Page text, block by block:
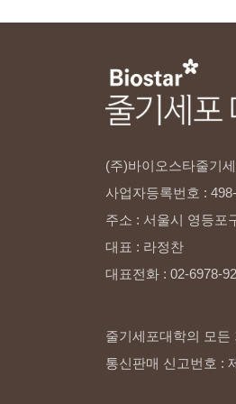
(주)바이오스타줄기
사업자등록번호 :
주소 : 서울시 영등포
대표 : 라정찬
대표전화 : 02-6978-
줄기세포대학의 모
통신판매 신고번호 :